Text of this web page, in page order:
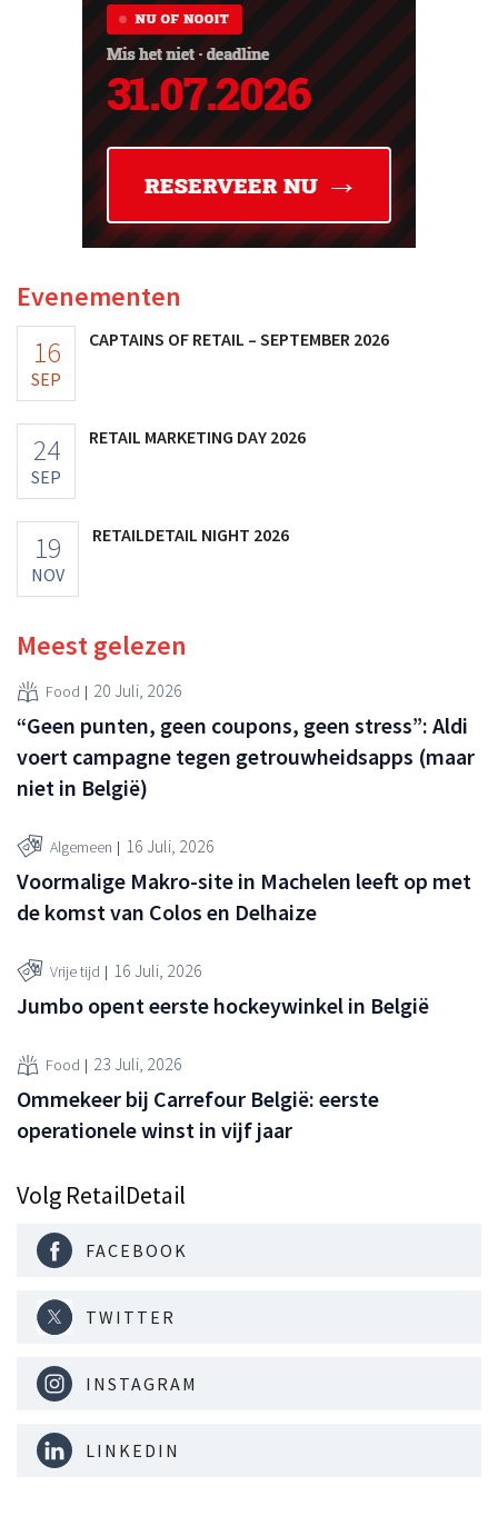
Evenementen
16
SEP
CAPTAINS OF RETAIL – SEPTEMBER 2026
24
SEP
RETAIL MARKETING DAY 2026
19
NOV
RETAILDETAIL NIGHT 2026
Meest gelezen
Food 20 Juli, 2026
“Geen punten, geen coupons, geen stress”: Aldi
voert campagne tegen getrouwheidsapps (maar
niet in België)
Algemeen 16 Juli, 2026
Voormalige Makro-site in Machelen leeft op met
de komst van Colos en Delhaize
Vrije tijd 16 Juli, 2026
Jumbo opent eerste hockeywinkel in België
Food 23 Juli, 2026
Ommekeer bij Carrefour België: eerste
operationele winst in vijf jaar
Volg RetailDetail
FACEBOOK
TWITTER
INSTAGRAM
LINKEDIN